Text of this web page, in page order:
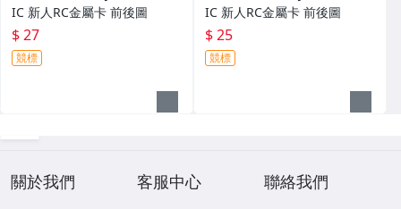
IC 新人RC金屬卡 前後圖
$ 27
競標
IC 新人RC金屬卡 前後圖
$ 25
競標
關於我們 客服中心 聯絡我們